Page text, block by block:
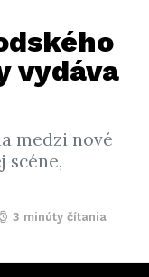
vydáva
medzi nové
scéne,
3 minúty čítania